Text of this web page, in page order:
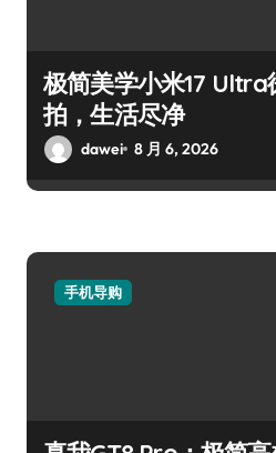
极简美学小米17
拍，生活尽净
dawei 8 月 6, 2026
手机导购